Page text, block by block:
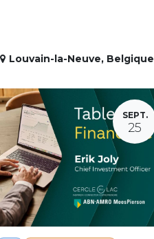
Louvain-la-Neuve, Belgique
SEPT.
25